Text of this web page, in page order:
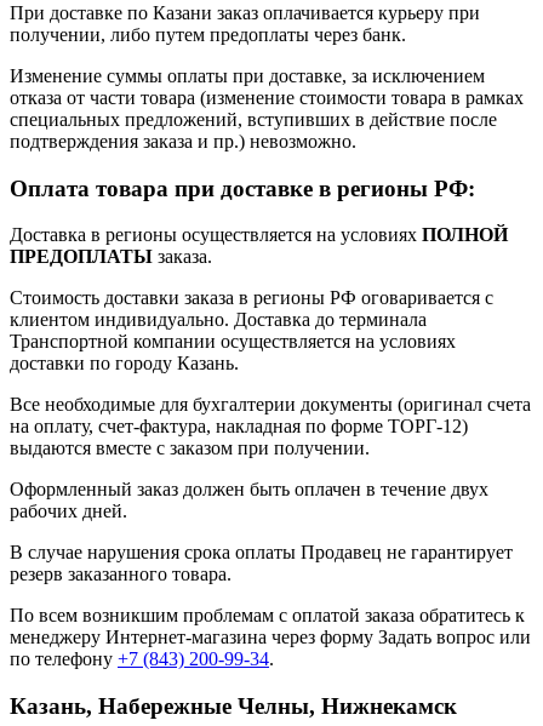
При доставке по Казани заказ оплачивается курьеру при
получении, либо путем предоплаты через банк.
Изменение суммы оплаты при доставке, за исключением
отказа от части товара (изменение стоимости товара в рамках
специальных предложений, вступивших в действие после
подтверждения заказа и пр.) невозможно.
Оплата товара при доставке в регионы РФ:
Доставка в регионы осуществляется на условиях ПОЛНОЙ
ПРЕДОПЛАТЫ заказа.
Стоимость доставки заказа в регионы РФ оговаривается с
клиентом индивидуально. Доставка до терминала
Транспортной компании осуществляется на условиях
доставки по городу Казань.
Все необходимые для бухгалтерии документы (оригинал счета
на оплату, счет-фактура, накладная по форме ТОРГ-12)
выдаются вместе с заказом при получении.
Оформленный заказ должен быть оплачен в течение двух
рабочих дней.
В случае нарушения срока оплаты Продавец не гарантирует
резерв заказанного товара.
По всем возникшим проблемам с оплатой заказа обратитесь к
менеджеру Интернет-магазина через форму Задать вопрос или
по телефону +7 (843) 200-99-34.
Казань, Набережные Челны, Нижнекамск